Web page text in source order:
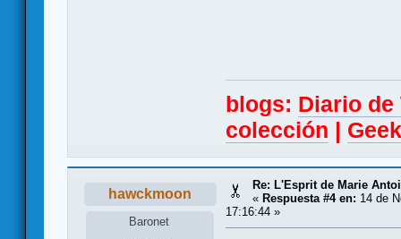
blogs: Diario
colección
hawckmoon
Baronet
Re: L'Esprit de Marie
« Respuesta #4 en: 14 de
17:16:44 »